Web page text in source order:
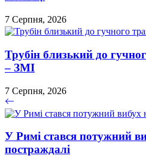
7 Серпня, 2026
Трубін близький до
– ЗМІ
7 Серпня, 2026
У Римі стався потужний
постраждалі